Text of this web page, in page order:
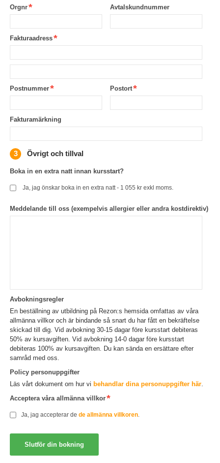
Orgnr Avtalskundnummer
Fakturaadress
Postnummer Postort
Fakturamärkning
Övrigt och tillval
Boka in en extra natt innan kursstart?
Ja, jag önskar boka in en extra natt - 1 055 kr exkl moms.
Meddelande till oss (exempelvis allergier eller andra kostdirektiv)
Avbokningsregler
En beställning av utbildning på Rezon:s hemsida omfattas av våra
allmänna villkor och är bindande så snart du har fått en bekräftelse
skickad till dig. Vid avbokning 30-15 dagar före kursstart debiteras
50% av kursavgiften. Vid avbokning 14-0 dagar före kursstart
debiteras 100% av kursavgiften. Du kan sända en ersättare efter
samråd med oss.
Policy personuppgifter
Läs vårt dokument om hur vi behandlar dina personuppgifter här.
Acceptera våra allmänna villkor
Ja, jag accepterar de de allmänna villkoren